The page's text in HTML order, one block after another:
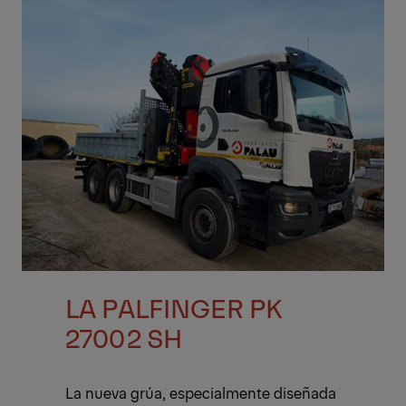
LA PALFINGER PK
27002 SH
La nueva grúa, especialmente diseñada